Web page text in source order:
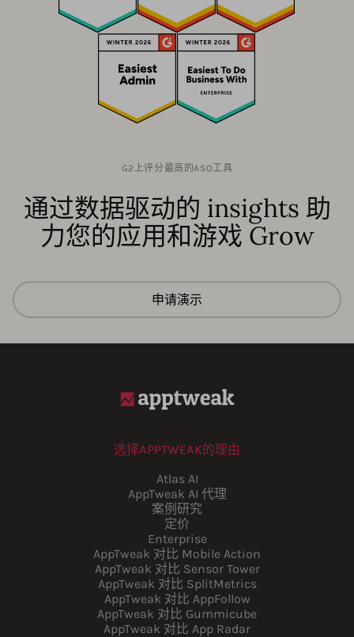
G2上评分最高的ASO工具
通过数据驱动的 insights 助
力您的应用和游戏 Grow
申请演示
选择APPTWEAK的理由
Atlas AI
AppTweak AI 代理
案例研究
定价
Enterprise
AppTweak 对比 Mobile Action
AppTweak 对比 Sensor Tower
AppTweak 对比 SplitMetrics
AppTweak 对比 AppFollow
AppTweak 对比 Gummicube
AppTweak 对比 App Radar